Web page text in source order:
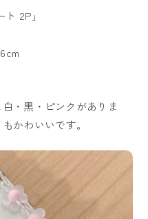
2P」
・黒・ピンクがありま
かわいいです。